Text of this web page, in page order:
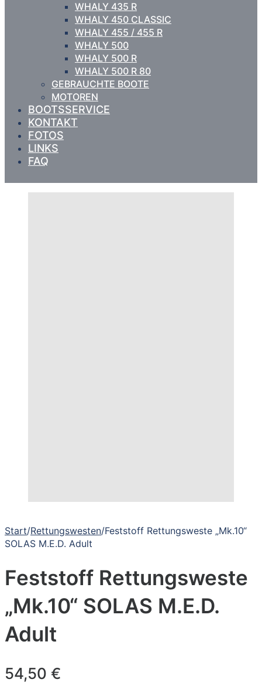
WHALY 435 R
WHALY 450 CLASSIC
WHALY 455 / 455 R
WHALY 500
WHALY 500 R
WHALY 500 R 80
GEBRAUCHTE BOOTE
MOTOREN
BOOTSSERVICE
KONTAKT
FOTOS
LINKS
FAQ
Start/Rettungswesten/Feststoff Rettungsweste „Mk.10“
SOLAS M.E.D. Adult
Feststoff Rettungsweste
„Mk.10“ SOLAS M.E.D.
Adult
54,50 €